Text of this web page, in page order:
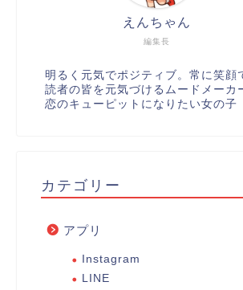
編集長
えんちゃん
明るく元気でポジティブ。常に笑顔
読者の皆を元気づけるムードメーカ
恋のキューピットになりたい女の子
カテゴリー
アプリ
Instagram
LINE